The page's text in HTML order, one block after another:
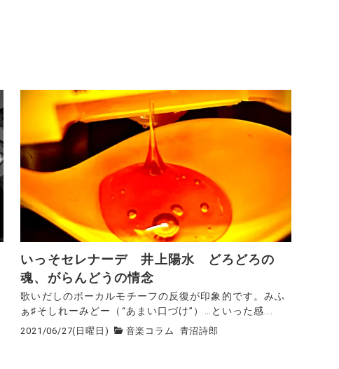
いっそセレナーデ 井上陽水 どろどろの
魂、がらんどうの情念
歌いだしのボーカルモチーフの反復が印象的です。みふ
ぁ♯そしれーみどー（“あまい口づけ”）…といった感...
2021/06/27(日曜日) 音楽コラム 青沼詩郎